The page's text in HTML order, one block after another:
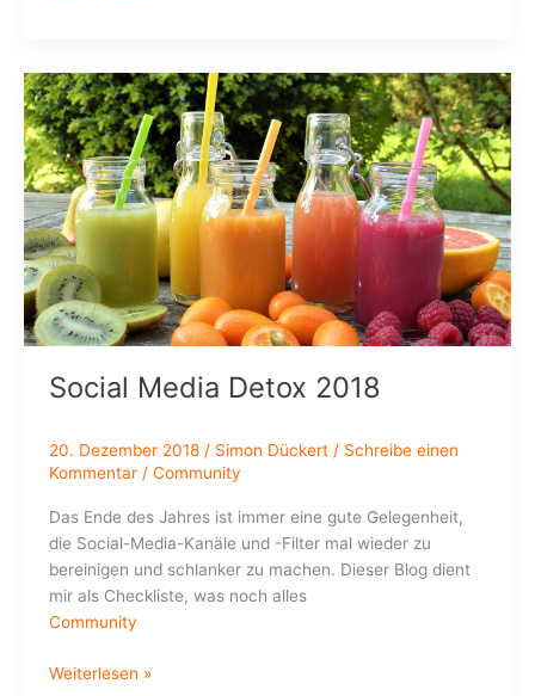
Ihr
mit
zu
Digitaler
Transformation,
New
Work,
Wissensarbeit,
Digital
Leadership,
2.0
Social Media Detox 2018
20. Dezember 2018 / Simon Dückert / Schreibe einen
Kommentar / Community
Das Ende des Jahres ist immer eine gute Gelegenheit,
die Social-Media-Kanäle und -Filter mal wieder zu
bereinigen und schlanker zu machen. Dieser Blog dient
mir als Checkliste, was noch alles
Community
Social
Weiterlesen »